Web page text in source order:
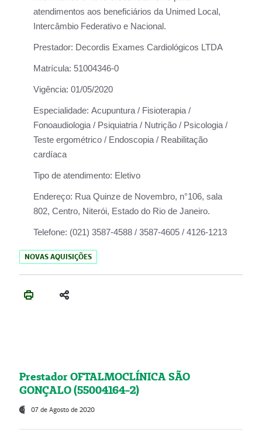
atendimentos aos beneficiários da Unimed Local,
Intercâmbio Federativo e Nacional.
Prestador: Decordis Exames Cardiológicos LTDA
Matrícula: 51004346-0
Vigência: 01/05/2020
Especialidade: Acupuntura / Fisioterapia /
Fonoaudiologia / Psiquiatria / Nutrição / Psicologia /
Teste ergométrico / Endoscopia / Reabilitação
cardíaca
Tipo de atendimento: Eletivo
Endereço: Rua Quinze de Novembro, n°106, sala
802, Centro, Niterói, Estado do Rio de Janeiro.
Telefone: (021) 3587-4588 / 3587-4605 / 4126-1213
NOVAS AQUISIÇÕES
Prestador OFTALMOCLÍNICA SÃO
GONÇALO (55004164-2)
07 de Agosto de 2020